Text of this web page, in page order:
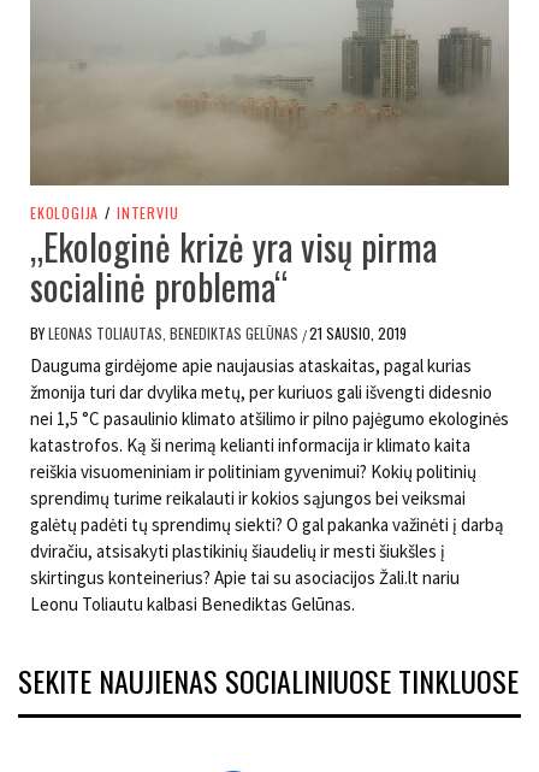
EKOLOGIJA / INTERVIU
„Ekologinė krizė yra visų pirma
socialinė problema“
BYLEONAS TOLIAUTAS, BENEDIKTAS GELŪNAS /21 SAUSIO, 2019
Dauguma girdėjome apie naujausias ataskaitas, pagal kurias
žmonija turi dar dvylika metų, per kuriuos gali išvengti didesnio
nei 1,5 °C pasaulinio klimato atšilimo ir pilno pajėgumo ekologinės
katastrofos. Ką ši nerimą kelianti informacija ir klimato kaita
reiškia visuomeniniam ir politiniam gyvenimui? Kokių politinių
sprendimų turime reikalauti ir kokios sąjungos bei veiksmai
galėtų padėti tų sprendimų siekti? O gal pakanka važinėti į darbą
dviračiu, atsisakyti plastikinių šiaudelių ir mesti šiukšles į
skirtingus konteinerius? Apie tai su asociacijos Žali.lt nariu
Leonu Toliautu kalbasi Benediktas Gelūnas.
SEKITE NAUJIENAS SOCIALINIUOSE TINKLUOSE